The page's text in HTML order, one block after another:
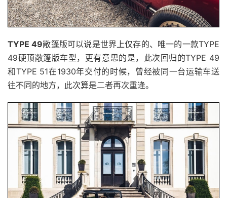
TYPE 49敞篷版可以说是世界上仅存的、唯一的一款TYPE
49硬顶敞篷版车型，更有意思的是，此次回归的TYPE 49
和TYPE 51在1930年交付的时候，曾经被同一台运输车送
往不同的地方，此次算是二者再次重逢。